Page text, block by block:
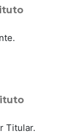
Titular.